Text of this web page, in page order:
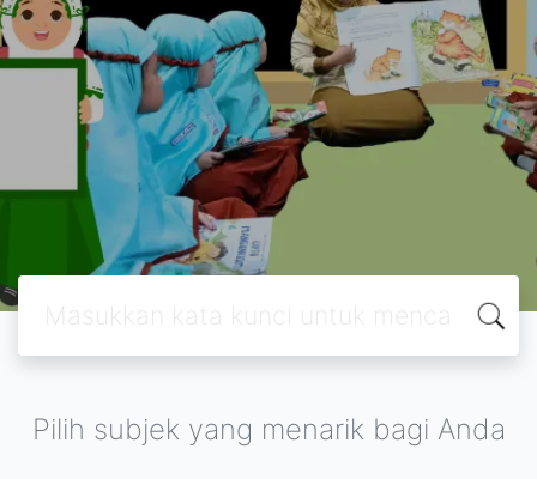
Pilih subjek yang menarik bagi Anda